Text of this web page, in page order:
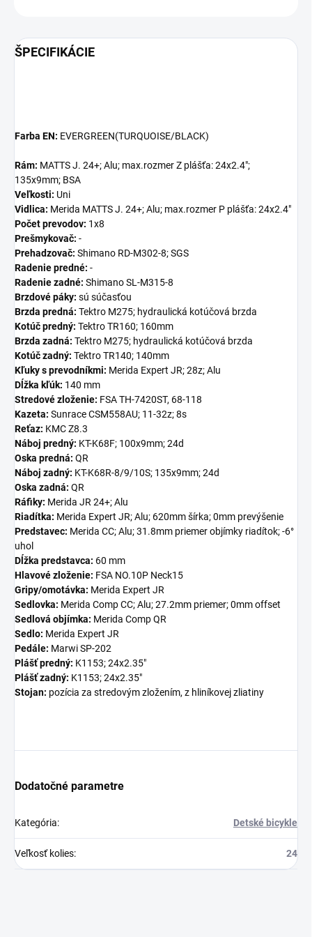
ŠPECIFIKÁCIE
Farba EN: EVERGREEN(TURQUOISE/BLACK)
Rám: MATTS J. 24+; Alu; max.rozmer Z plášťa: 24x2.4";
135x9mm; BSA
Veľkosti: Uni
Vidlica: Merida MATTS J. 24+; Alu; max.rozmer P plášťa: 24x2.4"
Počet prevodov: 1x8
Prešmykovač: -
Prehadzovač: Shimano RD-M302-8; SGS
Radenie predné: -
Radenie zadné: Shimano SL-M315-8
Brzdové páky: sú súčasťou
Brzda predná: Tektro M275; hydraulická kotúčová brzda
Kotúč predný: Tektro TR160; 160mm
Brzda zadná: Tektro M275; hydraulická kotúčová brzda
Kotúč zadný: Tektro TR140; 140mm
Kľuky s prevodníkmi: Merida Expert JR; 28z; Alu
Dĺžka kľúk: 140 mm
Stredové zloženie: FSA TH-7420ST, 68-118
Kazeta: Sunrace CSM558AU; 11-32z; 8s
Reťaz: KMC Z8.3
Náboj predný: KT-K68F; 100x9mm; 24d
Oska predná: QR
Náboj zadný: KT-K68R-8/9/10S; 135x9mm; 24d
Oska zadná: QR
Ráfiky: Merida JR 24+; Alu
Riadítka: Merida Expert JR; Alu; 620mm šírka; 0mm prevýšenie
Predstavec: Merida CC; Alu; 31.8mm priemer objímky riadítok; -6°
uhol
Dĺžka predstavca: 60 mm
Hlavové zloženie: FSA NO.10P Neck15
Gripy/omotávka: Merida Expert JR
Sedlovka: Merida Comp CC; Alu; 27.2mm priemer; 0mm offset
Sedlová objímka: Merida Comp QR
Sedlo: Merida Expert JR
Pedále: Marwi SP-202
Plášť predný: K1153; 24x2.35"
Plášť zadný: K1153; 24x2.35"
Stojan: pozícia za stredovým zložením, z hliníkovej zliatiny
Dodatočné parametre
Kategória: Detské bicykle
Veľkosť kolies: 24